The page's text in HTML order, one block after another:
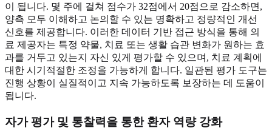
이 됩니다. 몇 주에 걸쳐 점수가 32점에서 20점으로 감소하면,
양측 모두 이해하고 논의할 수 있는 명확하고 정량적인 개선
신호를 제공합니다. 이러한 데이터 기반 접근 방식을 통해 의
료 제공자는 특정 약물, 치료 또는 생활 습관 변화가 원하는 효
과를 거두고 있는지 자신 있게 평가할 수 있으며, 치료 계획에
대한 시기적절한 조정을 가능하게 합니다. 일관된 평가 도구는
진행 상황이 실질적이고 지속 가능하도록 보장하는 데 도움이
됩니다.
자가 평가 및 통찰력을 통한 환자 역량 강화